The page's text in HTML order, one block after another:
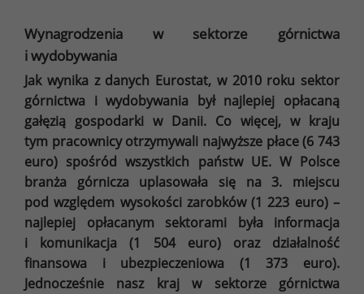
Wynagrodzenia w sektorze górnictwa
i wydobywania
Jak wynika z danych Eurostat, w 2010 roku sektor
górnictwa i wydobywania był najlepiej opłacaną
gałęzią gospodarki w Danii. Co więcej, w kraju
tym pracownicy otrzymywali najwyższe płace (6 743
euro) spośród wszystkich państw UE. W Polsce
branża górnicza uplasowała się na 3. miejscu
pod względem wysokości zarobków (1 223 euro) –
najlepiej opłacanym sektorami była informacja
i komunikacja (1 504 euro) oraz działalność
finansowa i ubezpieczeniowa (1 373 euro).
Jednocześnie nasz kraj w sektorze górnictwa